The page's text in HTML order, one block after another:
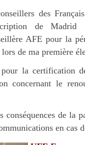
des
de
AFE pour la
de ma première
la certification
concernant le
conséquences de la
en cas